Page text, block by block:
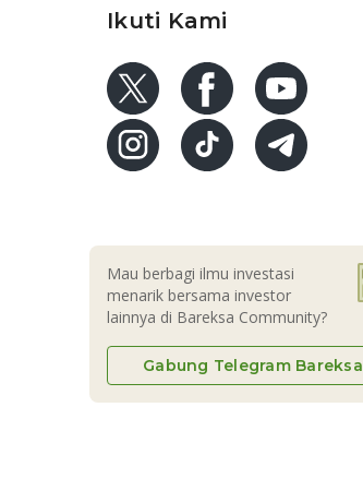
Ikuti Kami
Mau berbagi ilmu investasi
menarik bersama investor
lainnya di Bareksa Community?
Gabung Telegram Bareksa